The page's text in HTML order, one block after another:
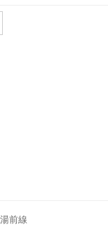
湯前線